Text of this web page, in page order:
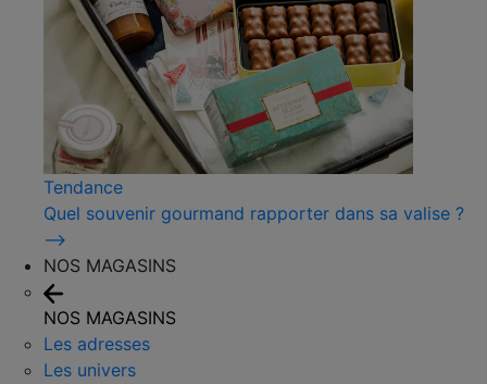
Tendance
Quel souvenir gourmand rapporter dans sa valise ?
⟶
NOS MAGASINS
NOS MAGASINS
Les adresses
Les univers